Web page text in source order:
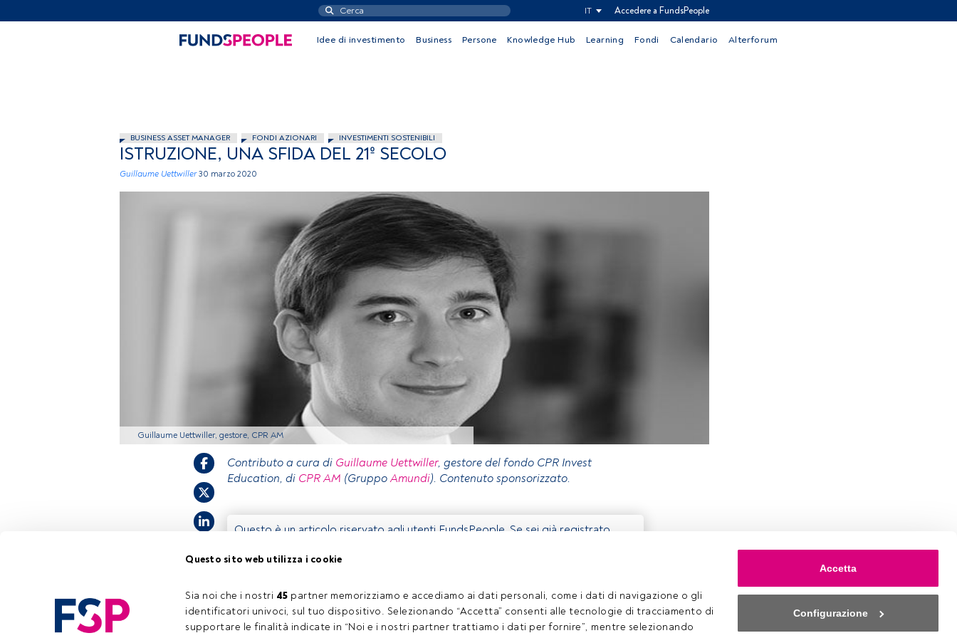
Questo sito web utilizza i cookie
Sia noi che i nostri 45 partner memorizziamo e accediamo ai dati personali, come i dati di navigazione o gli
identificatori univoci, sul tuo dispositivo. Selezionando “Accetta” consenti alle tecnologie di tracciamento di
supportare le finalità indicate in “Noi e i nostri partner trattiamo i dati per fornire”, mentre selezionando
Accetta
Configurazione
IT Accedere a FundsPeople
Idee di investimento Business Persone Knowledge Hub Learning Fondi Calendario Alterforum
BUSINESS ASSET MANAGER FONDI AZIONARI INVESTIMENTI SOSTENIBILI
ISTRUZIONE, UNA SFIDA DEL 21º SECOLO
Guillaume Uettwiller 30 marzo 2020
Guillaume Uettwiller, gestore, CPR AM
Tempo di lettura: 4 min.
Contributo a cura di Guillaume Uettwiller, gestore del fondo CPR Invest
Education, di CPR AM (GruppoAmundi). Contenuto sponsorizzato.
Questo è un articolo riservato agli utenti FundsPeople. Se sei già registrato,
registrarti per scoprire tutti i contenuti che FundsPeople ha da offrire.